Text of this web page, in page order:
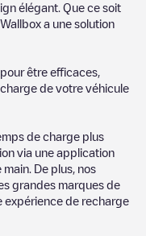
élégant. Que ce soit
a une solution
être efficaces,
de votre véhicule
de charge plus
via une application
De plus, nos
grandes marques de
expérience de recharge